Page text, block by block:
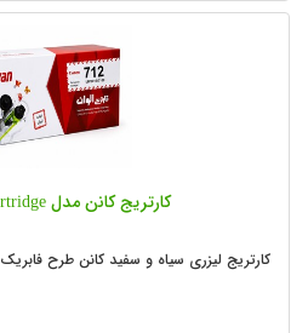
کارتریج کانن مدل Canon 712 Cartridge
کارتریج لیزری سیاه و سفید کانن طرح فابریک